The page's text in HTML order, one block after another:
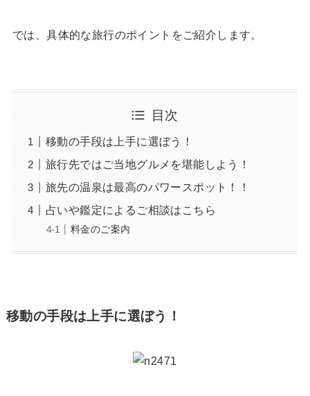
では、具体的な旅行のポイントをご紹介します。
目次
移動の手段は上手に選ぼう！
旅行先ではご当地グルメを堪能しよう！
旅先の温泉は最高のパワースポット！！
占いや鑑定によるご相談はこちら
料金のご案内
移動の手段は上手に選ぼう！